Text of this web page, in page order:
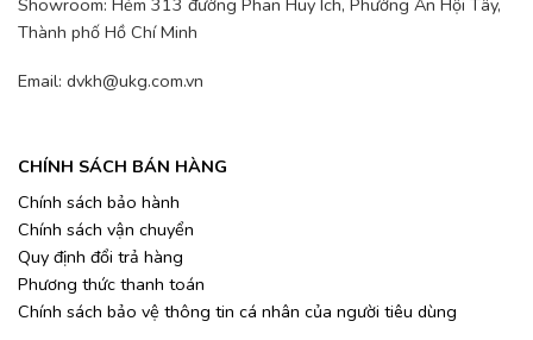
Thành phố Hồ Chí Minh
Email: dvkh@ukg.com.vn
CHÍNH SÁCH BÁN HÀNG
Chính sách bảo hành
Chính sách vận chuyển
Quy định đổi trả hàng
Phương thức thanh toán
Chính sách bảo vệ thông tin cá nhân của người tiêu dùng